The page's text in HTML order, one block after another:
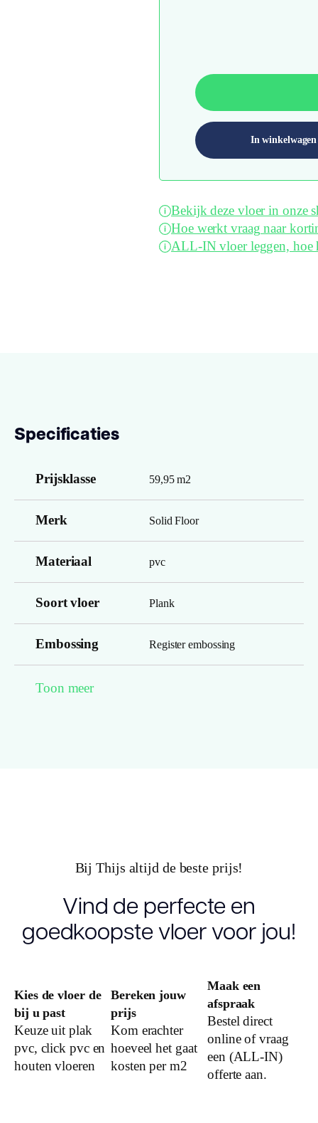
In winkelwagen
Bekijk deze vloer in onze
Hoe werkt vraag naar
ALL-IN vloer leggen, hoe
Specificaties
Prijsklasse 59,95 m2
Merk Solid Floor
Materiaal pvc
Soort vloer Plank
Embossing Register embossing
Look kleur
Slijtlaag (mm) 0.55
geschikt
Toon meer
Bij Thijs altijd de beste prijs!
Vind de perfecte en
goedkoopste vloer voor jou!
Kies de vloer de
bij u past
Keuze uit plak
pvc, click pvc en
houten vloeren
Bereken jouw
prijs
Kom erachter
hoeveel het gaat
kosten per m2
Maak een
afspraak
Bestel direct
online of vraag
een (ALL-IN)
offerte aan.